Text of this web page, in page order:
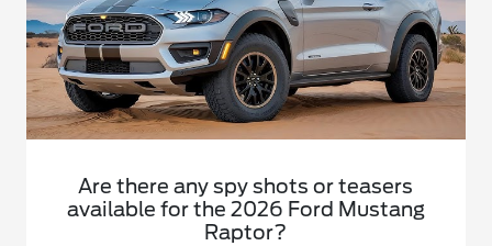
Are there any spy shots or teasers
available for the 2026 Ford Mustang
Raptor?